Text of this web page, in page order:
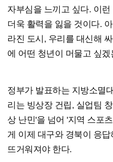
자부심을 느끼고 싶다. 이
더욱 활력을 잃을 것이다.
라진 도시, 우리를 대신해
에 어떤 청년이 머물고 싶겠
정부가 발표하는 지방소멸
리는 빙상장 건립, 실업팀
상 난민'을 넘어 '지역 스포
게 이제 대구와 경북이 응
뜨거워져야 한다.